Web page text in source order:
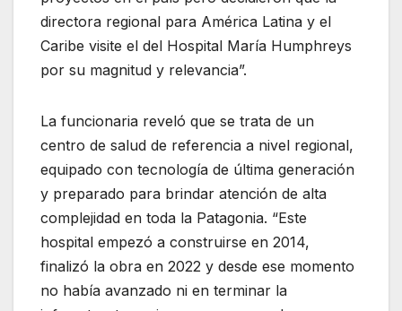
directora regional para América Latina y el
Caribe visite el del Hospital María Humphreys
por su magnitud y relevancia”.
La funcionaria reveló que se trata de un
centro de salud de referencia a nivel regional,
equipado con tecnología de última generación
y preparado para brindar atención de alta
complejidad en toda la Patagonia. “Este
hospital empezó a construirse en 2014,
finalizó la obra en 2022 y desde ese momento
no había avanzado ni en terminar la